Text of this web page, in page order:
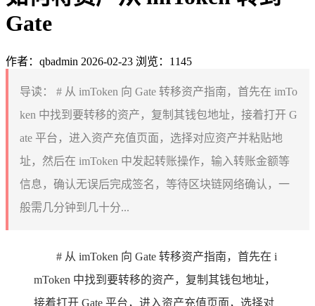
Gate
作者：qbadmin 2026-02-23 浏览：1145
导读：
# 从 imToken 向 Gate 转移资产指南，首先在 imTo
ken 中找到要转移的资产，复制其钱包地址，接着打开 G
ate 平台，进入资产充值页面，选择对应资产并粘贴地
址，然后在 imToken 中发起转账操作，输入转账金额等
信息，确认无误后完成签名，等待区块链网络确认，一
般需几分钟到几十分...
# 从 imToken 向 Gate 转移资产指南，首先在 i
mToken 中找到要转移的资产，复制其钱包地址，
接着打开 Gate 平台，进入资产充值页面，选择对